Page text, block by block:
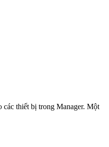
các thiết bị trong Manager. Một